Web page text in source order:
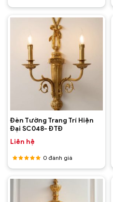
Được
xếp hạng
Đèn Tường Trang Trí Hiện
Đại SC048- ĐTĐ
Liên hệ
Được
xếp hạng
0 đánh giá